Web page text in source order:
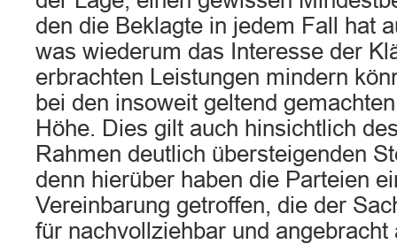
den die Beklagte in jedem Fall hat
was wiederum das Interesse der
erbrachten Leistungen mindern
bei den insoweit geltend
Höhe. Dies gilt auch hinsichtlich
Rahmen deutlich übersteigenden
denn hierüber haben die Parteien
Vereinbarung getroffen, die der
für nachvollziehbar und angebracht